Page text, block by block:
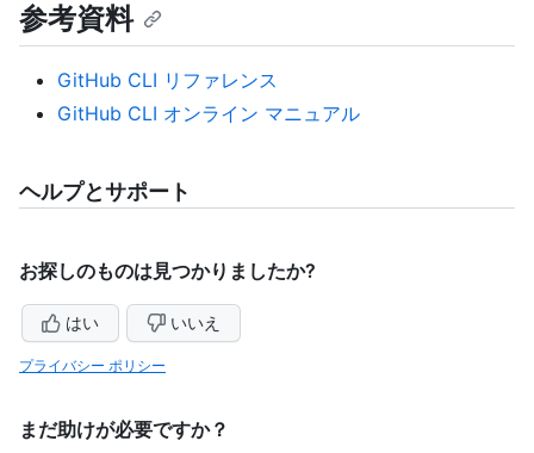
参考資料
GitHub CLI リファレンス
GitHub CLI オンライン マニュアル
ヘルプとサポート
お探しのものは見つかりましたか?
はい いいえ
プライバシー ポリシー
まだ助けが必要ですか？